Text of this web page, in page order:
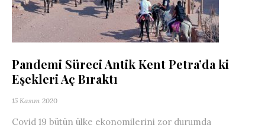
Pandemi Süreci Antik Kent Petra’da ki
Eşekleri Aç Bıraktı
15 Kasım 2020
Covid 19 bütün ülke ekonomilerini zor durumda